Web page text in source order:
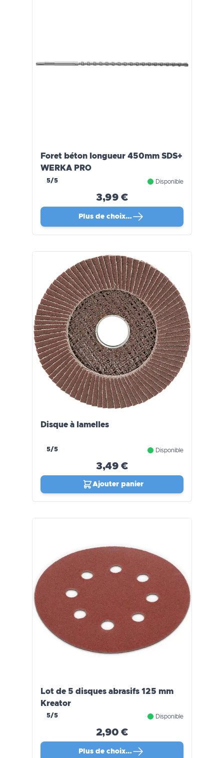
Foret béton longueur 450mm SDS+
WERKA PRO
5/5 Disponible
3,99 €
Plus de choix…
Disque à lamelles
5/5 Disponible
3,49 €
Ajouter panier
Lot de 5 disques abrasifs 125 mm
Kreator
5/5 Disponible
2,90 €
Plus de choix…